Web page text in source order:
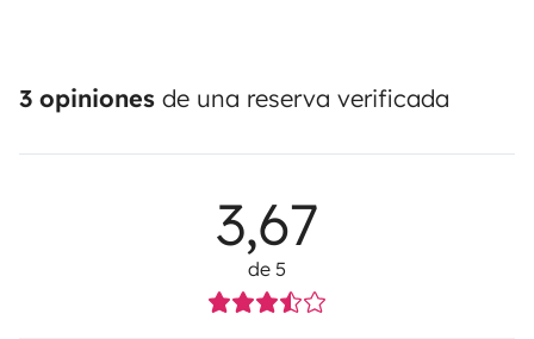
3 opiniones de una reserva verificada
3,67
de 5